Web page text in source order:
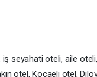
seyahati oteli, aile
otel, Kocaeli otel,